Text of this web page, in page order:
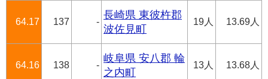
64.17 137 -
長崎県 東彼杵郡
波佐見町
19人 13.69人
64.16 138 -
岐阜県 安八郡 輪
之内町
13人 13.68人